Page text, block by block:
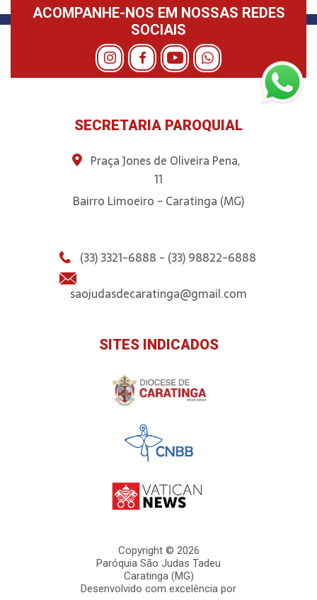
ACOMPANHE-NOS EM NOSSAS REDES
SOCIAIS
SECRETARIA PAROQUIAL
Praça Jones de Oliveira Pena,
11
Bairro Limoeiro - Caratinga (MG)
(33) 3321-6888 - (33) 98822-6888
saojudasdecaratinga@gmail.com
SITES INDICADOS
Copyright © 2026
Paróquia São Judas Tadeu
Caratinga (MG)
Desenvolvido com excelência por